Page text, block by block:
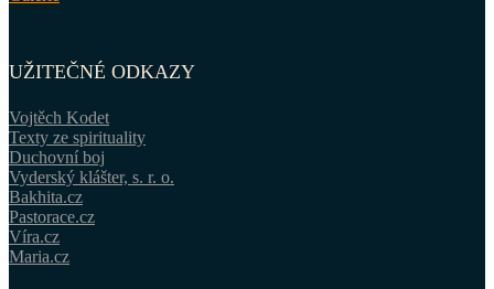
UŽITEČNÉ ODKAZY
Vojtěch Kodet
Texty ze spirituality
Duchovní boj
Vyderský klášter, s. r. o.
Bakhita.cz
Pastorace.cz
Víra.cz
Maria.cz